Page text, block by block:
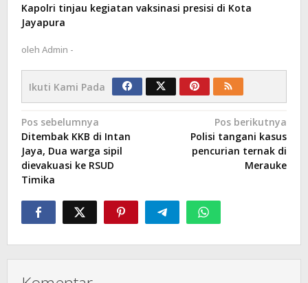
Kapolri tinjau kegiatan vaksinasi presisi di Kota
Jayapura
oleh Admin -
Ikuti Kami Pada
Navigasi
pos
Pos sebelumnya
Ditembak KKB di Intan
Jaya, Dua warga sipil
dievakuasi ke RSUD
Timika
Pos berikutnya
Polisi tangani kasus
pencurian ternak di
Merauke